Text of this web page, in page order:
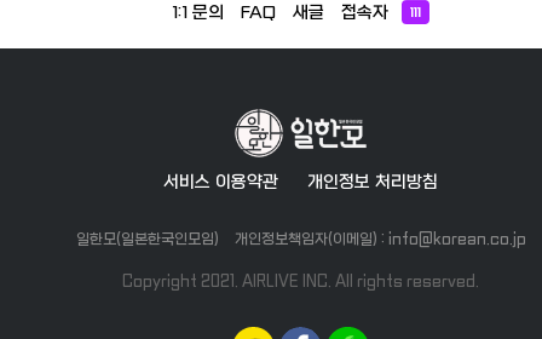
1:1 문의 FAQ 새글 접속자 111
서비스 이용약관 개인정보 처리방침
일한모(일본한국인모임) 개인정보책임자(이메일) : info@korean.co.jp
Copyright 2021. AIRLIVE INC. All rights reserved.